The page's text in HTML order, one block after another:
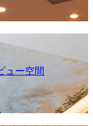
ュー空間